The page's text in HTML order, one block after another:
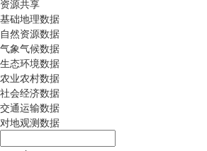
资源共享
基础地理数据
自然资源数据
气象气候数据
生态环境数据
农业农村数据
社会经济数据
交通运输数据
对地观测数据